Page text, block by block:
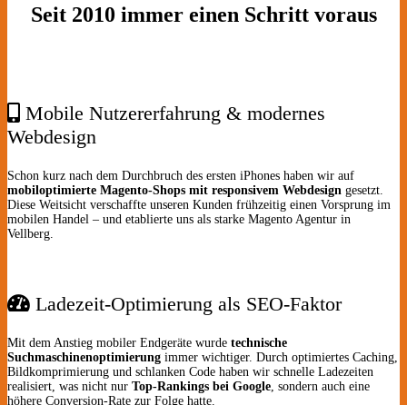
Seit 2010 immer einen Schritt voraus
Mobile Nutzererfahrung & modernes
Webdesign
Schon kurz nach dem Durchbruch des ersten iPhones haben wir auf
mobiloptimierte Magento-Shops mit responsivem Webdesign gesetzt.
Diese Weitsicht verschaffte unseren Kunden frühzeitig einen Vorsprung im
mobilen Handel – und etablierte uns als starke Magento Agentur in
Vellberg.
Ladezeit-Optimierung als SEO-Faktor
Mit dem Anstieg mobiler Endgeräte wurde technische
Suchmaschinenoptimierung immer wichtiger. Durch optimiertes Caching,
Bildkomprimierung und schlanken Code haben wir schnelle Ladezeiten
realisiert, was nicht nur Top-Rankings bei Google , sondern auch eine
höhere Conversion-Rate zur Folge hatte.